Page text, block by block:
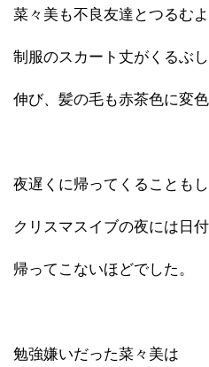
菜々美も不良友達とつるむ
制服のスカート丈がくるぶ
伸び、髪の毛も赤茶色に変色
夜遅くに帰ってくることも
クリスマスイブの夜には日
帰ってこないほどでした。
勉強嫌いだった菜々美は